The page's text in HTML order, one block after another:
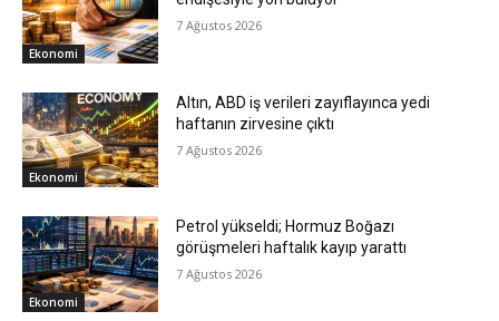
Ekonomi
7 Ağustos 2026
Ekonomi
Altın, ABD iş verileri zayıflayınca yedi
haftanın zirvesine çıktı
7 Ağustos 2026
Ekonomi
Petrol yükseldi; Hormuz Boğazı
görüşmeleri haftalık kayıp yarattı
7 Ağustos 2026